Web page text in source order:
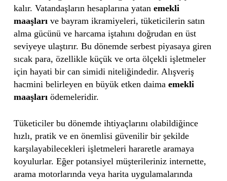
kalır. Vatandaşların hesaplarına yatan emekli
maaşlarıve bayram ikramiyeleri, tüketicilerin satın
alma gücünü ve harcama iştahını doğrudan en üst
seviyeye ulaştırır. Bu dönemde serbest piyasaya giren
sıcak para, özellikle küçük ve orta ölçekli işletmeler
için hayati bir can simidi niteliğindedir. Alışveriş
hacmini belirleyen en büyük etken daima emekli
maaşlarıödemeleridir.
Tüketiciler bu dönemde ihtiyaçlarını olabildiğince
hızlı, pratik ve en önemlisi güvenilir bir şekilde
karşılayabilecekleri işletmeleri hararetle aramaya
koyulurlar. Eğer potansiyel müşterileriniz internette,
arama motorlarında veya harita uygulamalarında